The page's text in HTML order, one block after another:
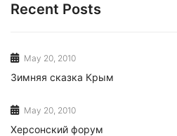
Recent Posts
May 20, 2010
Зимняя сказка Крым
May 20, 2010
Херсонский форум